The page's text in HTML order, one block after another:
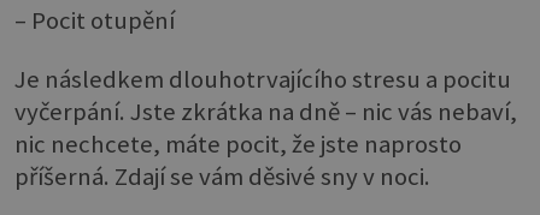
– Pocit otupění
Je následkem dlouhotrvajícího stresu a pocitu
vyčerpání. Jste zkrátka na dně – nic vás nebaví,
nic nechcete, máte pocit, že jste naprosto
příšerná. Zdají se vám děsivé sny v noci.